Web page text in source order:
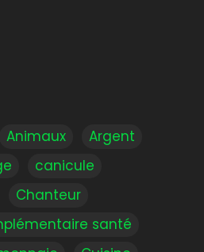
Animaux
Argent
canicule
Chanteur
santé